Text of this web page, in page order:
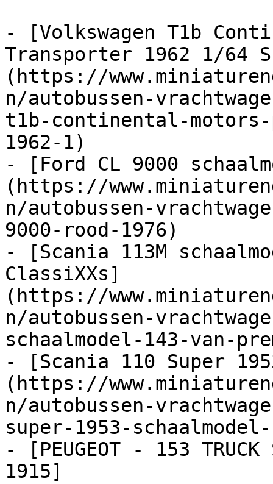
- [Volkswagen T1b
Transporter 1962 1/64
(https://
n/autobussen-
t1b-continental-
1962-1)
- [Ford CL 9000
(https://
n/autobussen-
9000-rood-1976)
- [Scania 113M
ClassiXXs]
(https://
n/autobussen-
schaalmodel-143-van-
- [Scania 110 Super
(https://
n/autobussen-
super-1953-
- [PEUGEOT - 153 TRUCK
1915]